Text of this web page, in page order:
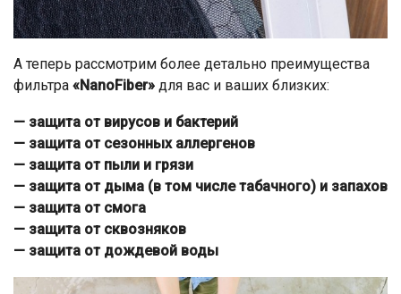
А теперь рассмотрим более детально преимущества
фильтра «NanoFiber» для вас и ваших близких:
— защита от вирусов и бактерий
— защита от сезонных аллергенов
— защита от пыли и грязи
— защита от дыма (в том числе табачного) и запахов
— защита от смога
— защита от сквозняков
— защита от дождевой воды